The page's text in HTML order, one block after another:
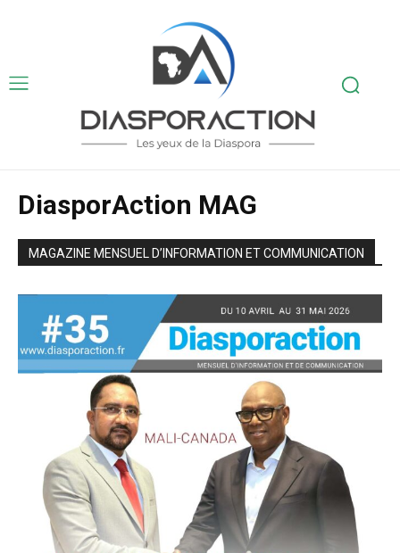
DiasporAction MAG
MAGAZINE MENSUEL D’INFORMATION ET COMMUNICATION